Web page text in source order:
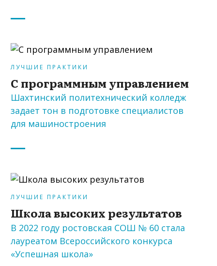
ЛУЧШИЕ ПРАКТИКИ
С программным управлением
Шахтинский политехнический колледж
задает тон в подготовке специалистов
для машиностроения
ЛУЧШИЕ ПРАКТИКИ
Школа высоких результатов
В 2022 году ростовская СОШ № 60 стала
лауреатом Всероссийского конкурса
«Успешная школа»